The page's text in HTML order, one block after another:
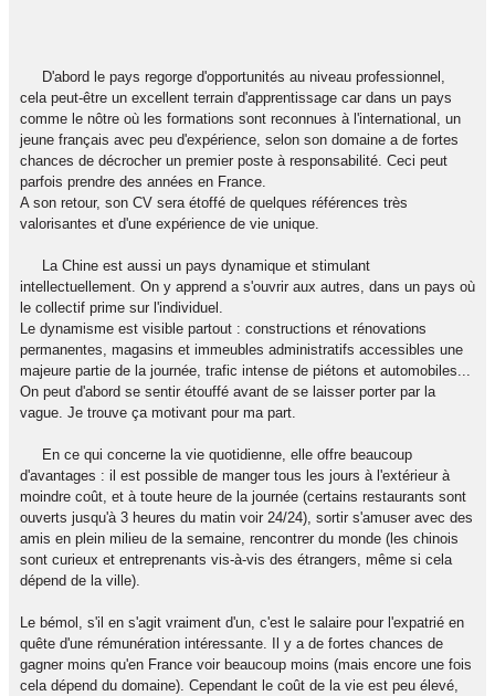
D'abord le pays regorge d'opportunités au niveau professionnel,
cela peut-être un excellent terrain d'apprentissage car dans un pays
comme le nôtre où les formations sont reconnues à l'international, un
jeune français avec peu d'expérience, selon son domaine a de fortes
chances de décrocher un premier poste à responsabilité. Ceci peut
parfois prendre des années en France.
A son retour, son CV sera étoffé de quelques références très
valorisantes et d'une expérience de vie unique.
La Chine est aussi un pays dynamique et stimulant
intellectuellement. On y apprend a s'ouvrir aux autres, dans un pays où
le collectif prime sur l'individuel.
Le dynamisme est visible partout : constructions et rénovations
permanentes, magasins et immeubles administratifs accessibles une
majeure partie de la journée, trafic intense de piétons et automobiles...
On peut d'abord se sentir étouffé avant de se laisser porter par la
vague. Je trouve ça motivant pour ma part.
En ce qui concerne la vie quotidienne, elle offre beaucoup
d'avantages : il est possible de manger tous les jours à l'extérieur à
moindre coût, et à toute heure de la journée (certains restaurants sont
ouverts jusqu'à 3 heures du matin voir 24/24), sortir s'amuser avec des
amis en plein milieu de la semaine, rencontrer du monde (les chinois
sont curieux et entreprenants vis-à-vis des étrangers, même si cela
dépend de la ville).
Le bémol, s'il en s'agit vraiment d'un, c'est le salaire pour l'expatrié en
quête d'une rémunération intéressante. Il y a de fortes chances de
gagner moins qu'en France voir beaucoup moins (mais encore une fois
cela dépend du domaine). Cependant le coût de la vie est peu élevé,